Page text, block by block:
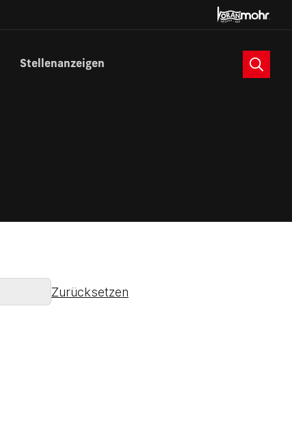
Stellenanzeigen Suche
Zurücksetzen